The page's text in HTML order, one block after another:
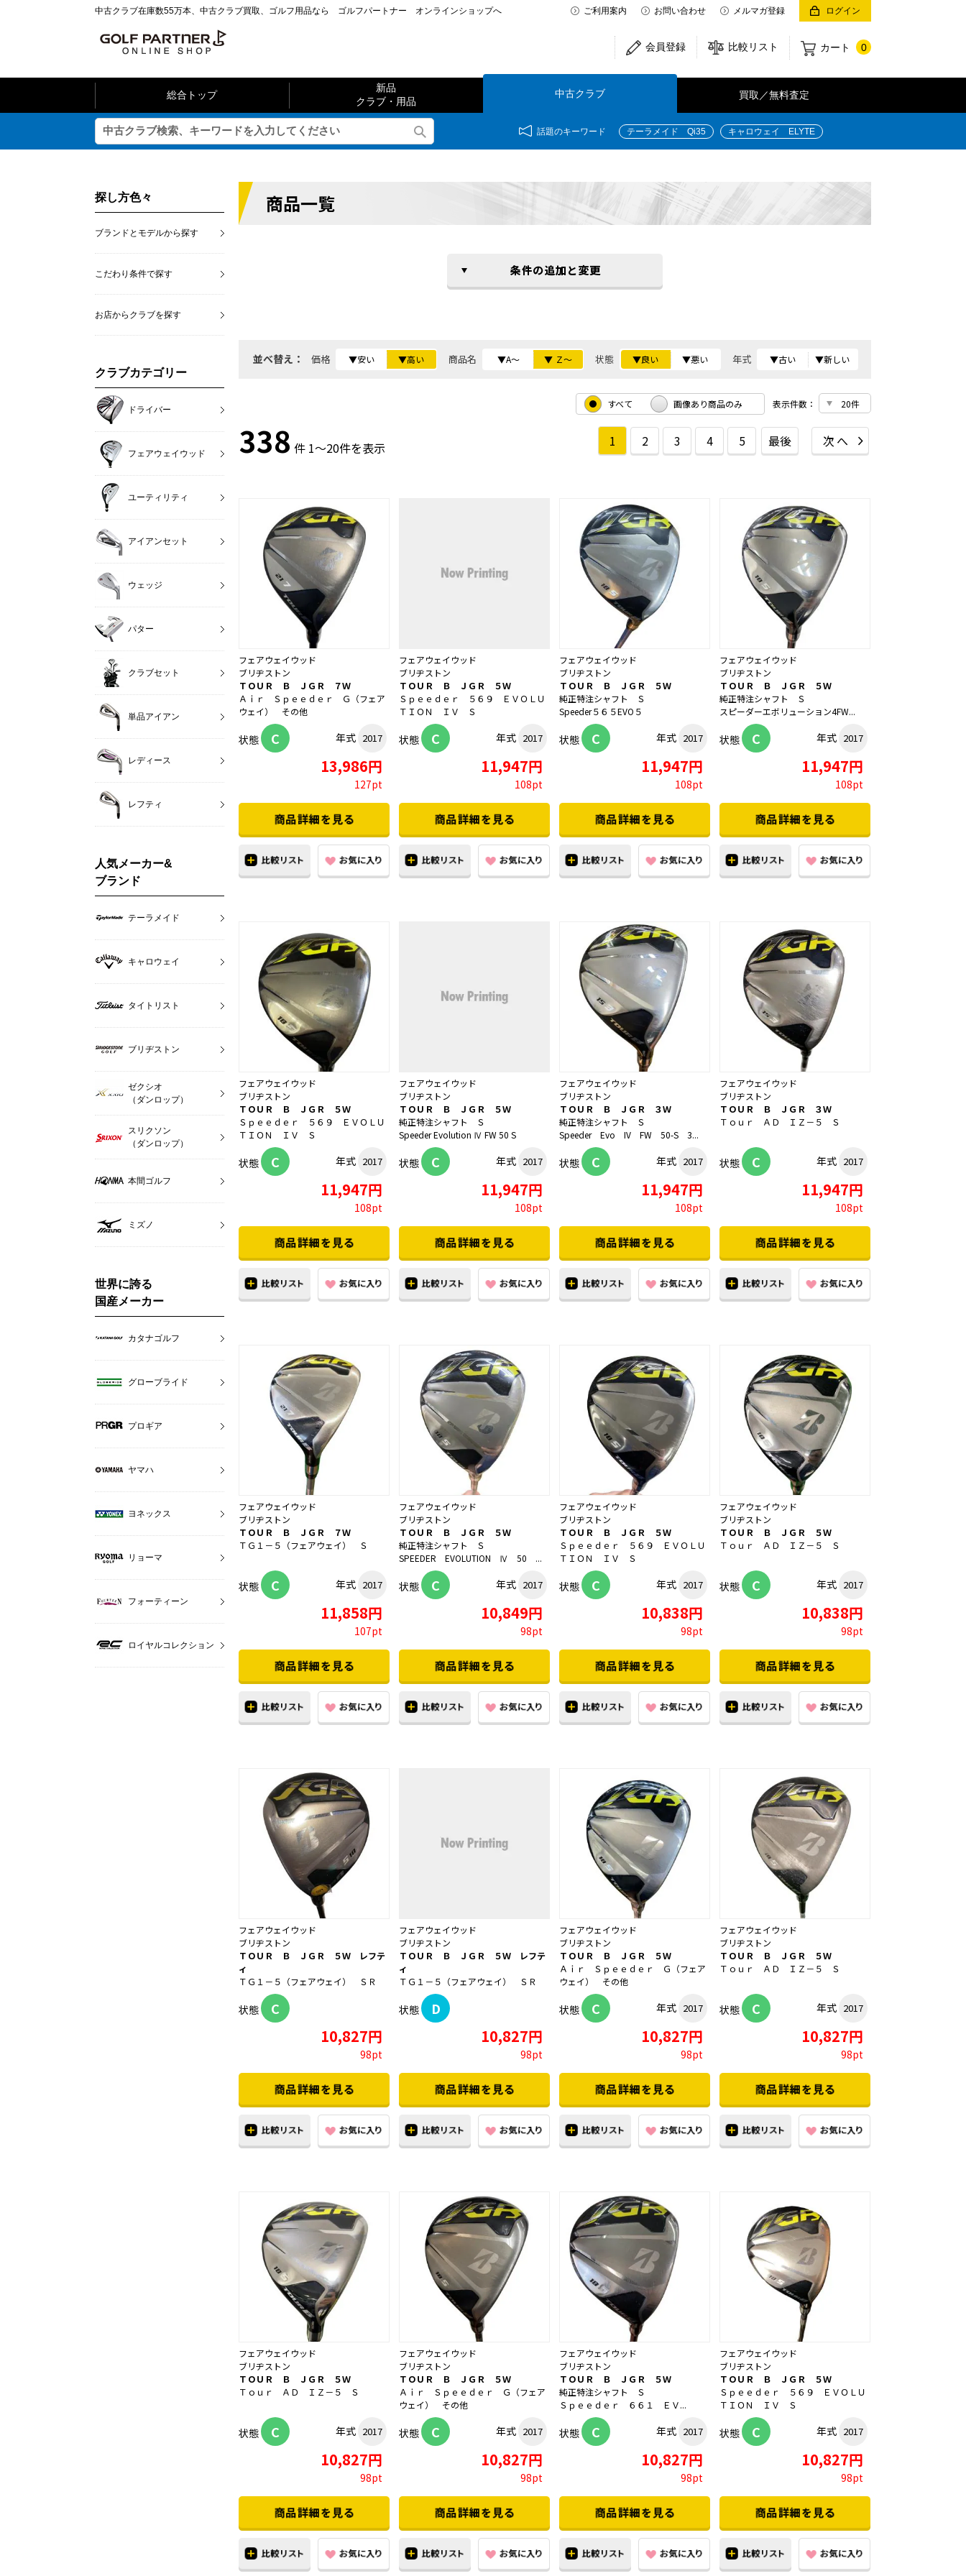
中古クラブ在庫数55万本、中古クラブ買取、ゴルフ用品なら ゴルフパートナー オンラインショップへ ご利用案内 お問い合わせ メルマガ登録 ログイン
カート 0
比較リスト
会員登録
総合トップ
新品
クラブ・用品
中古クラブ 買取／無料査定
話題のキーワード テーラメイド Qi35 キャロウェイ ELYTE
商品一覧
並べ替え： 価格 ▼安い ▼高い 商品名 ▼A～ ▼ Ｚ～ 状態 ▼良い ▼悪い 年式 ▼古い ▼新しい
すべて 画像あり商品のみ 表示件数：
338 件 1～20件を表示 1 2 3 4 5 最後 次へ
フェアウェイウッド
ブリヂストン
ＴＯＵＲ Ｂ ＪＧＲ ７Ｗ
Ａｉｒ Ｓｐｅｅｄｅｒ Ｇ（フェア
ウェイ） その他
状態 C 年式 2017
13,986円
127pt
フェアウェイウッド
ブリヂストン
ＴＯＵＲ Ｂ ＪＧＲ ５Ｗ
Ｓｐｅｅｄｅｒ ５６９ ＥＶＯＬＵ
ＴＩＯＮ ＩＶ Ｓ
状態 C 年式 2017
11,947円
108pt
フェアウェイウッド
ブリヂストン
ＴＯＵＲ Ｂ ＪＧＲ ５Ｗ
純正特注シャフト Ｓ
Speeder５６５EVO５
状態 C 年式 2017
11,947円
108pt
フェアウェイウッド
ブリヂストン
ＴＯＵＲ Ｂ ＪＧＲ ５Ｗ
純正特注シャフト Ｓ
スピーダーエボリューション4FW...
状態 C 年式 2017
11,947円
108pt
フェアウェイウッド
ブリヂストン
ＴＯＵＲ Ｂ ＪＧＲ ５Ｗ
Ｓｐｅｅｄｅｒ ５６９ ＥＶＯＬＵ
ＴＩＯＮ ＩＶ Ｓ
状態 C 年式 2017
11,947円
108pt
フェアウェイウッド
ブリヂストン
ＴＯＵＲ Ｂ ＪＧＲ ５Ｗ
純正特注シャフト Ｓ
Speeder Evolution Ⅳ FW 50 S
状態 C 年式 2017
11,947円
108pt
フェアウェイウッド
ブリヂストン
ＴＯＵＲ Ｂ ＪＧＲ ３Ｗ
純正特注シャフト Ｓ
Speeder Evo IV FW 50-S 3...
状態 C 年式 2017
11,947円
108pt
フェアウェイウッド
ブリヂストン
ＴＯＵＲ Ｂ ＪＧＲ ３Ｗ
Ｔｏｕｒ ＡＤ ＩＺ－５ Ｓ
状態 C 年式 2017
11,947円
108pt
フェアウェイウッド
ブリヂストン
ＴＯＵＲ Ｂ ＪＧＲ ７Ｗ
ＴＧ１－５（フェアウェイ） Ｓ
状態 C 年式 2017
11,858円
107pt
フェアウェイウッド
ブリヂストン
ＴＯＵＲ Ｂ ＪＧＲ ５Ｗ
純正特注シャフト Ｓ
SPEEDER EVOLUTION Ⅳ 50 ...
状態 C 年式 2017
10,849円
98pt
フェアウェイウッド
ブリヂストン
ＴＯＵＲ Ｂ ＪＧＲ ５Ｗ
Ｓｐｅｅｄｅｒ ５６９ ＥＶＯＬＵ
ＴＩＯＮ ＩＶ Ｓ
状態 C 年式 2017
10,838円
98pt
フェアウェイウッド
ブリヂストン
ＴＯＵＲ Ｂ ＪＧＲ ５Ｗ
Ｔｏｕｒ ＡＤ ＩＺ－５ Ｓ
状態 C 年式 2017
10,838円
98pt
フェアウェイウッド
ブリヂストン
ＴＯＵＲ Ｂ ＪＧＲ ５Ｗ レフテ
ィ
ＴＧ１－５（フェアウェイ） ＳＲ
状態 C
10,827円
98pt
フェアウェイウッド
ブリヂストン
ＴＯＵＲ Ｂ ＪＧＲ ５Ｗ レフテ
ィ
ＴＧ１－５（フェアウェイ） ＳＲ
状態 D
10,827円
98pt
フェアウェイウッド
ブリヂストン
ＴＯＵＲ Ｂ ＪＧＲ ５Ｗ
Ａｉｒ Ｓｐｅｅｄｅｒ Ｇ（フェア
ウェイ） その他
状態 C 年式 2017
10,827円
98pt
フェアウェイウッド
ブリヂストン
ＴＯＵＲ Ｂ ＪＧＲ ５Ｗ
Ｔｏｕｒ ＡＤ ＩＺ－５ Ｓ
状態 C 年式 2017
10,827円
98pt
フェアウェイウッド
ブリヂストン
ＴＯＵＲ Ｂ ＪＧＲ ５Ｗ
Ｔｏｕｒ ＡＤ ＩＺ－５ Ｓ
状態 C 年式 2017
10,827円
98pt
フェアウェイウッド
ブリヂストン
ＴＯＵＲ Ｂ ＪＧＲ ５Ｗ
Ａｉｒ Ｓｐｅｅｄｅｒ Ｇ（フェア
ウェイ） その他
状態 C 年式 2017
10,827円
98pt
フェアウェイウッド
ブリヂストン
ＴＯＵＲ Ｂ ＪＧＲ ５Ｗ
純正特注シャフト Ｓ
Ｓｐｅｅｄｅｒ ６６１ ＥＶ...
状態 C 年式 2017
10,827円
98pt
フェアウェイウッド
ブリヂストン
ＴＯＵＲ Ｂ ＪＧＲ ５Ｗ
Ｓｐｅｅｄｅｒ ５６９ ＥＶＯＬＵ
ＴＩＯＮ ＩＶ Ｓ
状態 C 年式 2017
10,827円
98pt
探し方色々
ブランドとモデルから探す
こだわり条件で探す
お店からクラブを探す
クラブカテゴリー
ドライバー
フェアウェイウッド
ユーティリティ
アイアンセット
ウェッジ
パター
クラブセット
単品アイアン
レディース
レフティ
人気メーカー&
ブランド
テーラメイド
キャロウェイ
タイトリスト
ブリヂストン
ゼクシオ
（ダンロップ）
スリクソン
（ダンロップ）
本間ゴルフ
ミズノ
世界に誇る
国産メーカー
カタナゴルフ
グローブライド
プロギア
ヤマハ
ヨネックス
リョーマ
フォーティーン
ロイヤルコレクション